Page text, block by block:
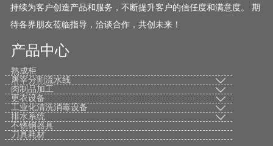
持续为客户创造产品和服务，不断提升客户的信任度和满意度。 期
待各界朋友莅临指导，洽谈合作，共创未来！
产品中心
熟成柜
屠宰分割流水线

肉制品加工 
更衣设备 
工业化清洗消毒设备 
排水系统 
不锈钢器具
刀具耗材